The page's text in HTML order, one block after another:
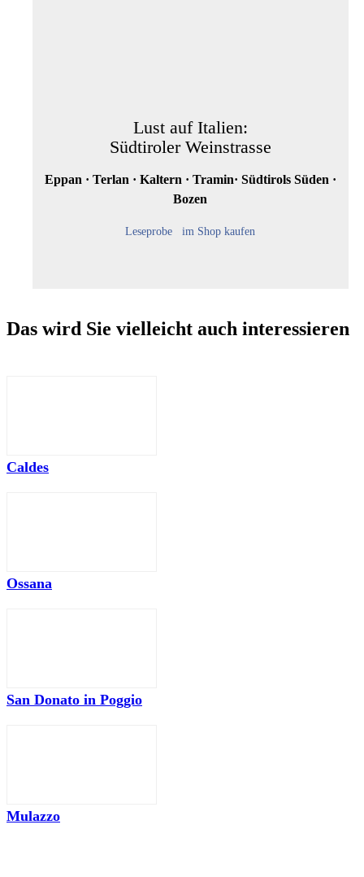
Lust auf Italien:
Südtiroler Weinstrasse
Eppan · Terlan · Kaltern · Tramin· Südtirols Süden ·
Bozen
Leseprobe im Shop kaufen
Das wird Sie vielleicht auch interessieren
Caldes
Ossana
San Donato in Poggio
Mulazzo